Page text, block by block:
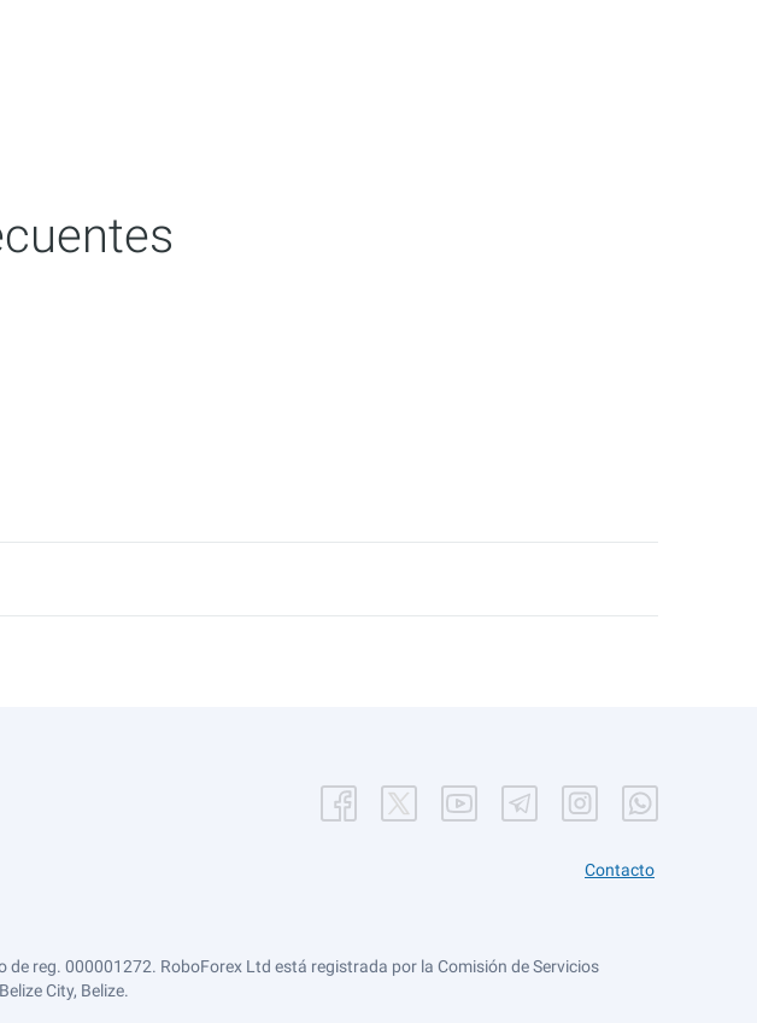
Contacto
reg. 000001272. RoboForex Ltd está registrada por la Comisión de Servicios
City, Belize.